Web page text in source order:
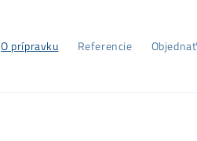
O prípravku Referencie Objednať